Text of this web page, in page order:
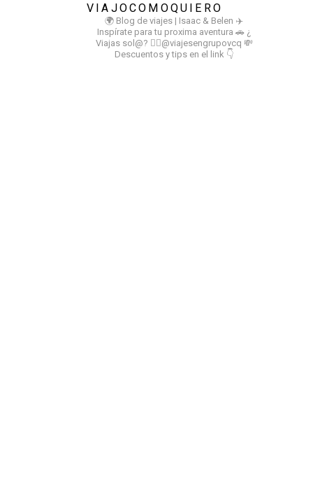
VIAJOCOMOQUIERO
🌍 Blog de viajes | Isaac & Belen ✈️
Inspírate para tu proxima aventura 🚗 ¿
Viajas sol@? 👉🏻@viajesengrupovcq 💸
Descuentos y tips en el link 👇